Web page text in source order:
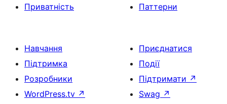
Приватність
Паттерни
Навчання
Підтримка
Розробники
WordPress.tv ↗
Приєднатися
Події
Підтримати ↗
Swag ↗